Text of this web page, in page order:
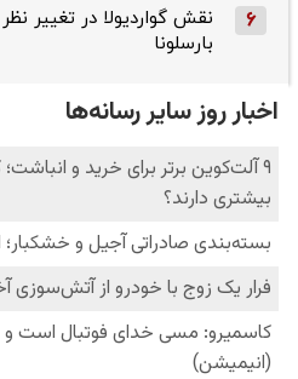
6
نقش گواردیولا در تغییر
بارسلونا